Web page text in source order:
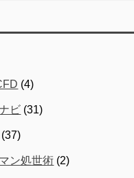
(4)
ビ (31)
(37)
ン処世術 (2)